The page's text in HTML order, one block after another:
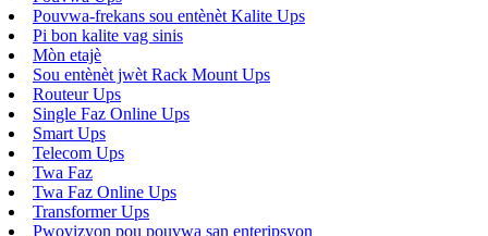
Pouvwa-frekans sou entènèt Kalite Ups
Pi bon kalite vag sinis
Mòn etajè
Sou entènèt jwèt Rack Mount Ups
Routeur Ups
Single Faz Online Ups
Smart Ups
Telecom Ups
Twa Faz
Twa Faz Online Ups
Transformer Ups
Pwovizyon pou pouvwa san enteripsyon